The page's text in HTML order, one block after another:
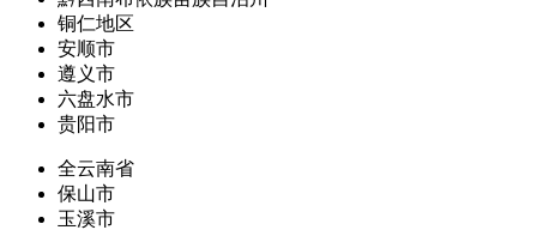
铜仁地区
安顺市
遵义市
六盘水市
贵阳市
全云南省
保山市
玉溪市